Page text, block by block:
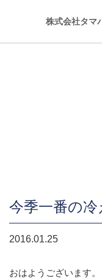
株式会社タマ
今季一番の冷
2016.01.25
おはようございます。